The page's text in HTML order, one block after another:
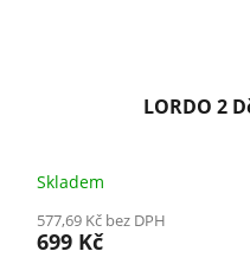
LORDO 2
Skladem
577,69 Kč bez DPH
699 Kč